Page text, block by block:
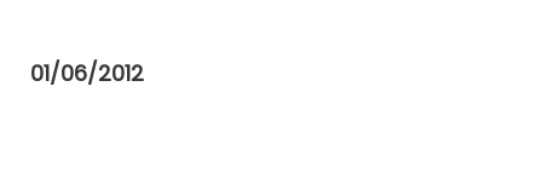
01/06/2012